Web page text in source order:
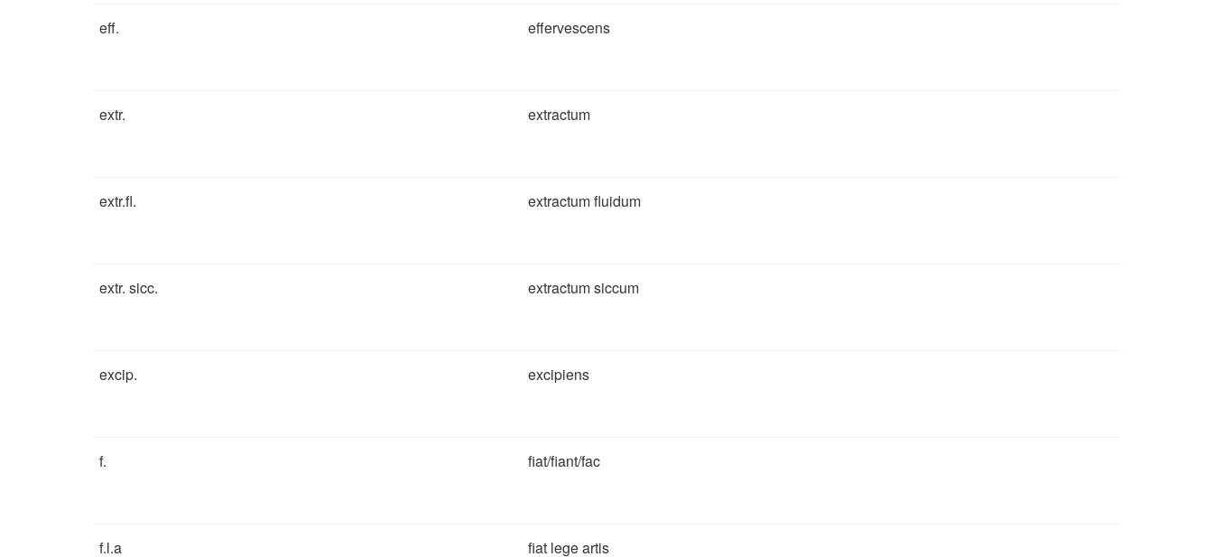
eff. effervescens
extr. extractum
extr.fl. extractum fluidum
extr. sicc. extractum siccum
excip. excipiens
f. fiat/fiant/fac
f.l.a fiat lege artis